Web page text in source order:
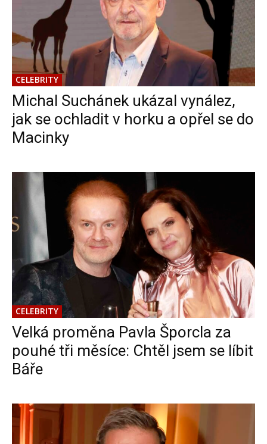
CELEBRITY
Michal Suchánek ukázal vynález,
jak se ochladit v horku a opřel se do
Macinky
CELEBRITY
Velká proměna Pavla Šporcla za
pouhé tři měsíce: Chtěl jsem se líbit
Báře